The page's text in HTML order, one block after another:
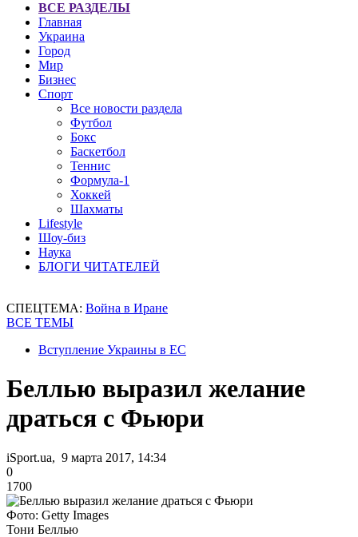
ВСЕ РАЗДЕЛЫ
Главная
Украина
Город
Мир
Бизнес
Спорт
Все новости раздела
Футбол
Бокс
Баскетбол
Теннис
Формула-1
Хоккей
Шахматы
Lifestyle
Шоу-биз
Наука
БЛОГИ ЧИТАТЕЛЕЙ
СПЕЦТЕМА: Война в Иране
ВСЕ ТЕМЫ
Вступление Украины в ЕС
Беллью выразил желание
драться с Фьюри
iSport.ua, 9 марта 2017, 14:34
0
1700
Фото: Getty Images
Тони Беллью